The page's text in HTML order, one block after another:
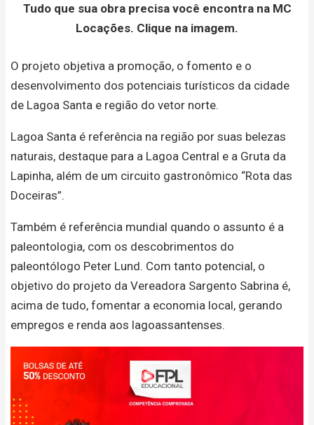
Tudo que sua obra precisa você encontra na MC
Locações. Clique na imagem.
O projeto objetiva a promoção, o fomento e o
desenvolvimento dos potenciais turísticos da cidade
de Lagoa Santa e região do vetor norte.
Lagoa Santa é referência na região por suas belezas
naturais, destaque para a Lagoa Central e a Gruta da
Lapinha, além de um circuito gastronômico “Rota das
Doceiras”.
Também é referência mundial quando o assunto é a
paleontologia, com os descobrimentos do
paleontólogo Peter Lund. Com tanto potencial, o
objetivo do projeto da Vereadora Sargento Sabrina é,
acima de tudo, fomentar a economia local, gerando
empregos e renda aos lagoassantenses.